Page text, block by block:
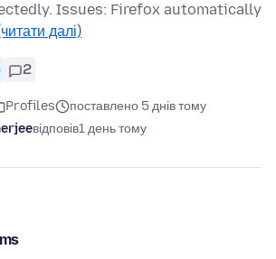
Issues: Firefox automatically
далі)
2
Profiles
поставлено 5 днів тому
відповів1 день тому